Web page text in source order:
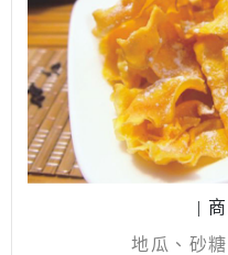
|
地瓜、砂